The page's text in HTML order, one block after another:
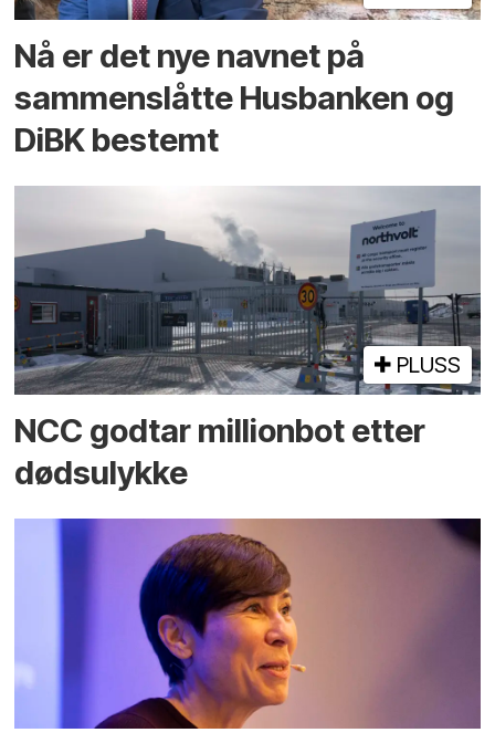
Nå er det nye navnet på
sammenslåtte Husbanken og
DiBK bestemt
PLUSS
NCC godtar millionbot etter
dødsulykke